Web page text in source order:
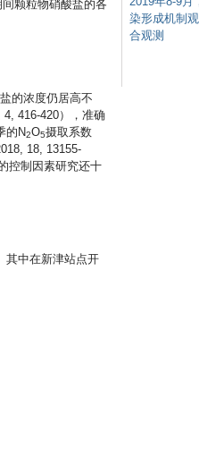
颗粒物硝酸盐的各
的浓度仍居高不
416-420），准确
的N2O5摄取系数
18, 13155-
控制因素研究还十
其中在新津站点开
染形成机制
合观测